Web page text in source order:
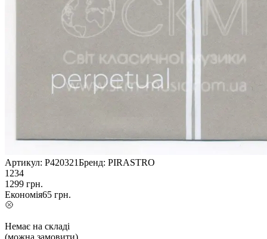
Артикул: P420321Бренд: PIRASTRO
1234
1299 грн.
Економія65 грн.
Немає на складі
(можна замовити)